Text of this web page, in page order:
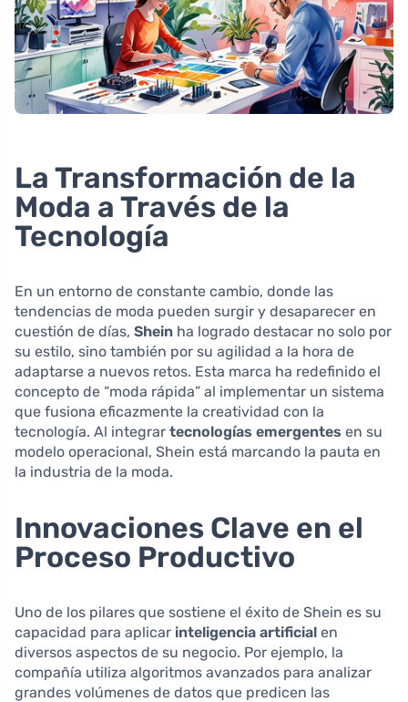
La Transformación de la
Moda a Través de la
Tecnología
En un entorno de constante cambio, donde las
tendencias de moda pueden surgir y desaparecer en
cuestión de días, Shein ha logrado destacar no solo por
su estilo, sino también por su agilidad a la hora de
adaptarse a nuevos retos. Esta marca ha redefinido el
concepto de “moda rápida” al implementar un sistema
que fusiona eficazmente la creatividad con la
tecnología. Al integrar tecnologías emergentes en su
modelo operacional, Shein está marcando la pauta en
la industria de la moda.
Innovaciones Clave en el
Proceso Productivo
Uno de los pilares que sostiene el éxito de Shein es su
capacidad para aplicar inteligencia artificial en
diversos aspectos de su negocio. Por ejemplo, la
compañía utiliza algoritmos avanzados para analizar
grandes volúmenes de datos que predicen las